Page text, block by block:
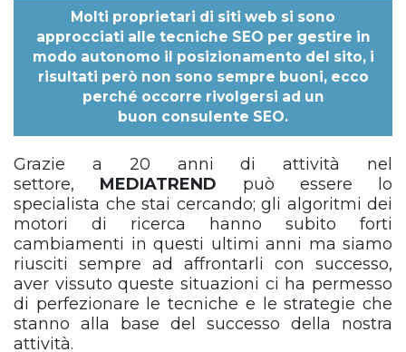
Molti proprietari di siti web si sono
approcciati alle tecniche SEO per gestire in
modo autonomo il posizionamento del sito, i
risultati però non sono sempre buoni, ecco
perché occorre rivolgersi ad un
buon consulente SEO.
Grazie a 20 anni di attività nel
settore, MEDIATREND può essere lo
specialista che stai cercando; gli algoritmi dei
motori di ricerca hanno subito forti
cambiamenti in questi ultimi anni ma siamo
riusciti sempre ad affrontarli con successo,
aver vissuto queste situazioni ci ha permesso
di perfezionare le tecniche e le strategie che
stanno alla base del successo della nostra
attività.